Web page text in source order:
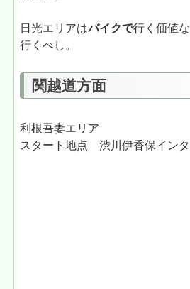
日光エリアはバイクで行く価値
行くべし。
関越道方面
利根吾妻エリア
スタート地点 渋川伊香保イン